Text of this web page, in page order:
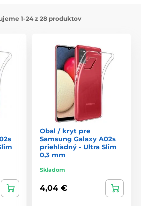
1-24 z 28 produktov
Obal / kryt pre
Samsung Galaxy A02s
priehľadný - Ultra Slim
0,3 mm
Skladom
4,04 €